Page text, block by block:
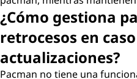
¿Cómo gestiona
retrocesos en
actualizaciones?
Pacman no tiene una